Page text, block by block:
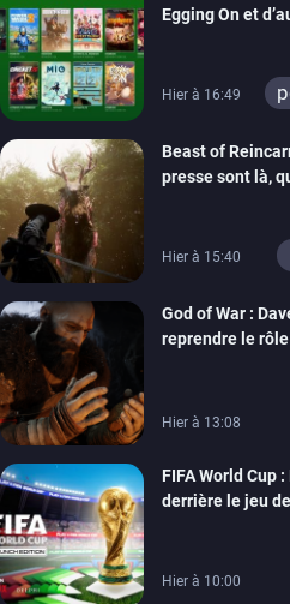
Egging On et
Hier à 16:49
Beast of
presse sont là,
Hier à 15:40
God of War :
reprendre le
Hier à 13:08
FIFA World Cup
derrière le jeu
Hier à 10:00